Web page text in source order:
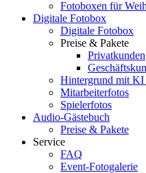
Fotoboxen für
Digitale Fotobox
Digitale Fotobox
Preise & Pakete
Privatkunden
Hintergrund mit KI
Mitarbeiterfotos
Spielerfotos
Audio-Gästebuch
Preise & Pakete
Service
FAQ
Event-Fotogalerie